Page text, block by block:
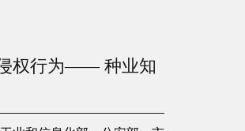
权行为―― 种业知